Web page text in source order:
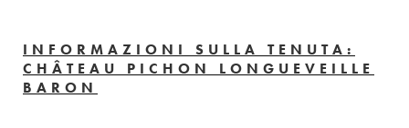
INFORMAZIONI SULLA TENUTA:
CHÂTEAU PICHON LONGUEVEILLE
BARON